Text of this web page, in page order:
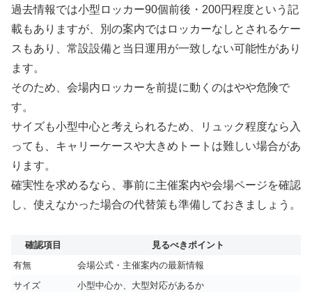
過去情報では小型ロッカー90個前後・200円程度という記
載もありますが、別の案内ではロッカーなしとされるケー
スもあり、常設設備と当日運用が一致しない可能性があり
ます。
そのため、会場内ロッカーを前提に動くのはやや危険で
す。
サイズも小型中心と考えられるため、リュック程度なら入
っても、キャリーケースや大きめトートは難しい場合があ
ります。
確実性を求めるなら、事前に主催案内や会場ページを確認
し、使えなかった場合の代替策も準備しておきましょう。
確認項目
見るべきポイント
有無
会場公式・主催案内の最新情報
サイズ
小型中心か、大型対応があるか